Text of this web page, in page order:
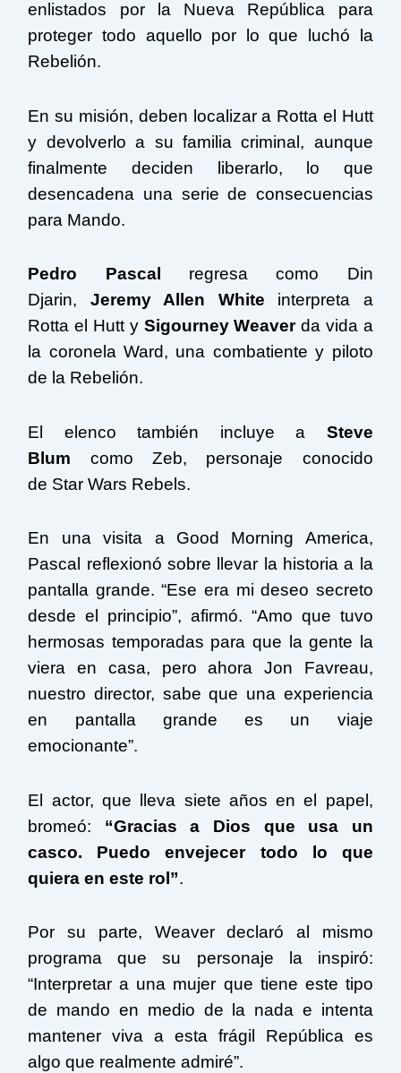
enlistados por la Nueva República para
proteger todo aquello por lo que luchó la
Rebelión.
En su misión, deben localizar a Rotta el Hutt
y devolverlo a su familia criminal, aunque
finalmente deciden liberarlo, lo que
desencadena una serie de consecuencias
para Mando.
Pedro Pascal
regresa como Din
Djarin, Jeremy Allen White interpreta a
Rotta el Hutt y Sigourney Weaverda vida a
la coronela Ward, una combatiente y piloto
de la Rebelión.
El elenco también incluye a Steve
Blum como Zeb, personaje conocido
de Star Wars Rebels.
En una visita a Good Morning America,
Pascal reflexionó sobre llevar la historia a la
pantalla grande. “Ese era mi deseo secreto
desde el principio”, afirmó. “Amo que tuvo
hermosas temporadas para que la gente la
viera en casa, pero ahora Jon Favreau,
nuestro director, sabe que una experiencia
en pantalla grande es un viaje
emocionante”.
El actor, que lleva siete años en el papel,
bromeó: “Gracias a Dios que usa un
casco. Puedo envejecer todo lo que
quiera en este rol”.
Por su parte, Weaver declaró al mismo
programa que su personaje la inspiró:
“Interpretar a una mujer que tiene este tipo
de mando en medio de la nada e intenta
mantener viva a esta frágil República es
algo que realmente admiré”.